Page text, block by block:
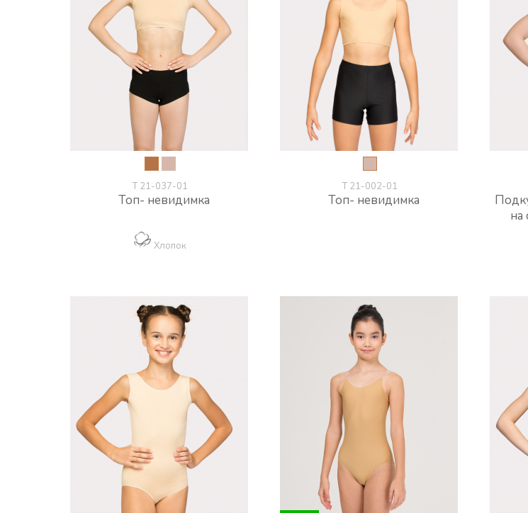
Т 21-037-01
Топ- невидимка
Хлопок
Т 21-002-01
Топ- невидимка
на